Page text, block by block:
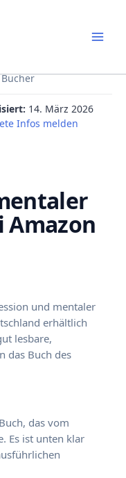
Bücher
14. März 2026
Infos melden
Amazon
und mentaler
erhältlich
lesbare,
das Buch des
das vom
Es ist unten klar